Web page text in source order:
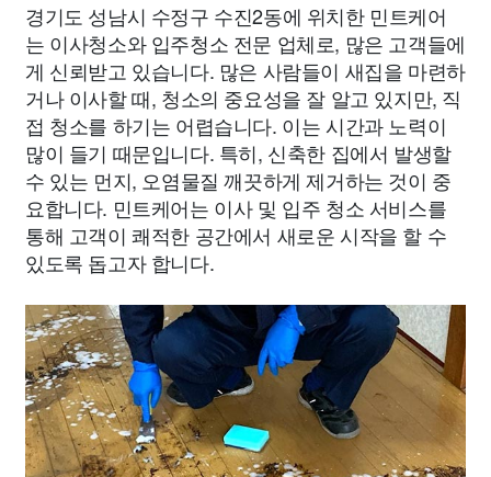
경기도 성남시 수정구 수진2동에 위치한 민트케어
는 이사청소와 입주청소 전문 업체로, 많은 고객들에
게 신뢰받고 있습니다. 많은 사람들이 새집을 마련하
거나 이사할 때, 청소의 중요성을 잘 알고 있지만, 직
접 청소를 하기는 어렵습니다. 이는 시간과 노력이
많이 들기 때문입니다. 특히, 신축한 집에서 발생할
수 있는 먼지, 오염물질 깨끗하게 제거하는 것이 중
요합니다. 민트케어는 이사 및 입주 청소 서비스를
통해 고객이 쾌적한 공간에서 새로운 시작을 할 수
있도록 돕고자 합니다.